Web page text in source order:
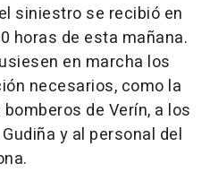
siniestro se recibió en
horas de esta mañana.
en marcha los
necesarios, como la
de Verín, a los
y al personal del